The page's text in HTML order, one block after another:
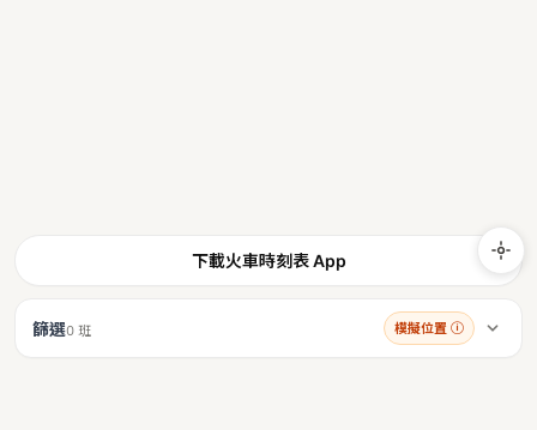
下載火車時刻表 App
篩選0 班 模擬位置 ⓘ